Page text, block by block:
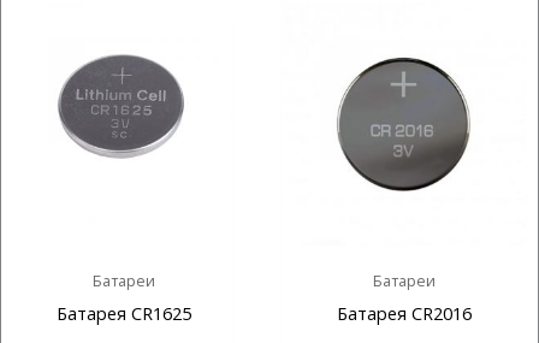
Батареи
Батарея CR1625
Батареи
Батарея CR2016